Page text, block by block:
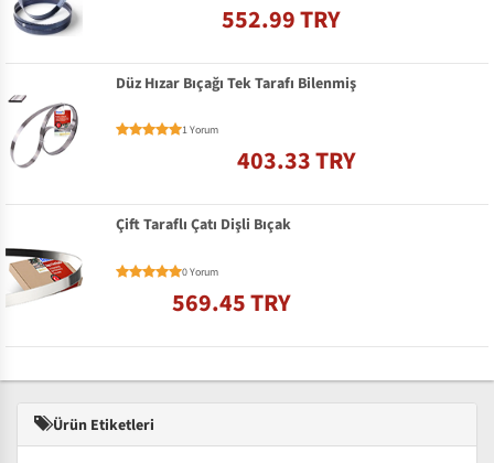
552.99 TRY
Düz Hızar Bıçağı Tek Tarafı Bilenmiş
1 Yorum
403.33 TRY
Çift Taraflı Çatı Dişli Bıçak
0 Yorum
569.45 TRY
Ürün Etiketleri